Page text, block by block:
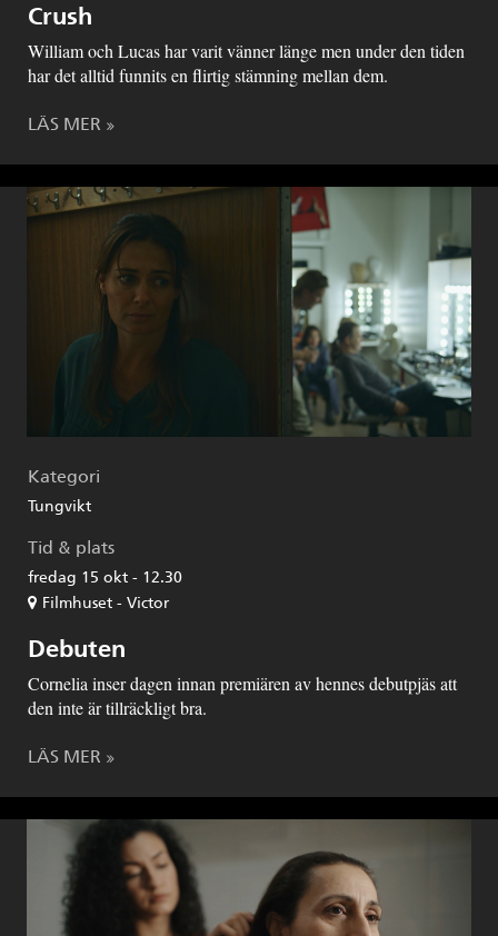
Crush
William och Lucas har varit vänner länge men under den tiden
har det alltid funnits en flirtig stämning mellan dem.
LÄS MER
Kategori
Tungvikt
Tid & plats
fredag 15 okt - 12.30
Filmhuset - Victor
Debuten
Cornelia inser dagen innan premiären av hennes debutpjäs att
den inte är tillräckligt bra.
LÄS MER